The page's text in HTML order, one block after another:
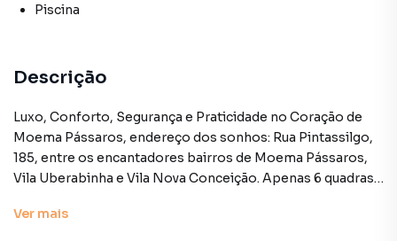
Piscina
Descrição
Luxo, Conforto, Segurança e Praticidade no Coração de
Moema Pássaros, endereço dos sonhos: Rua Pintassilgo,
185, entre os encantadores bairros de Moema Pássaros,
Vila Uberabinha e Vila Nova Conceição. Apenas 6 quadras
Amaro e Hélio Pelegrino,.
Ver mais